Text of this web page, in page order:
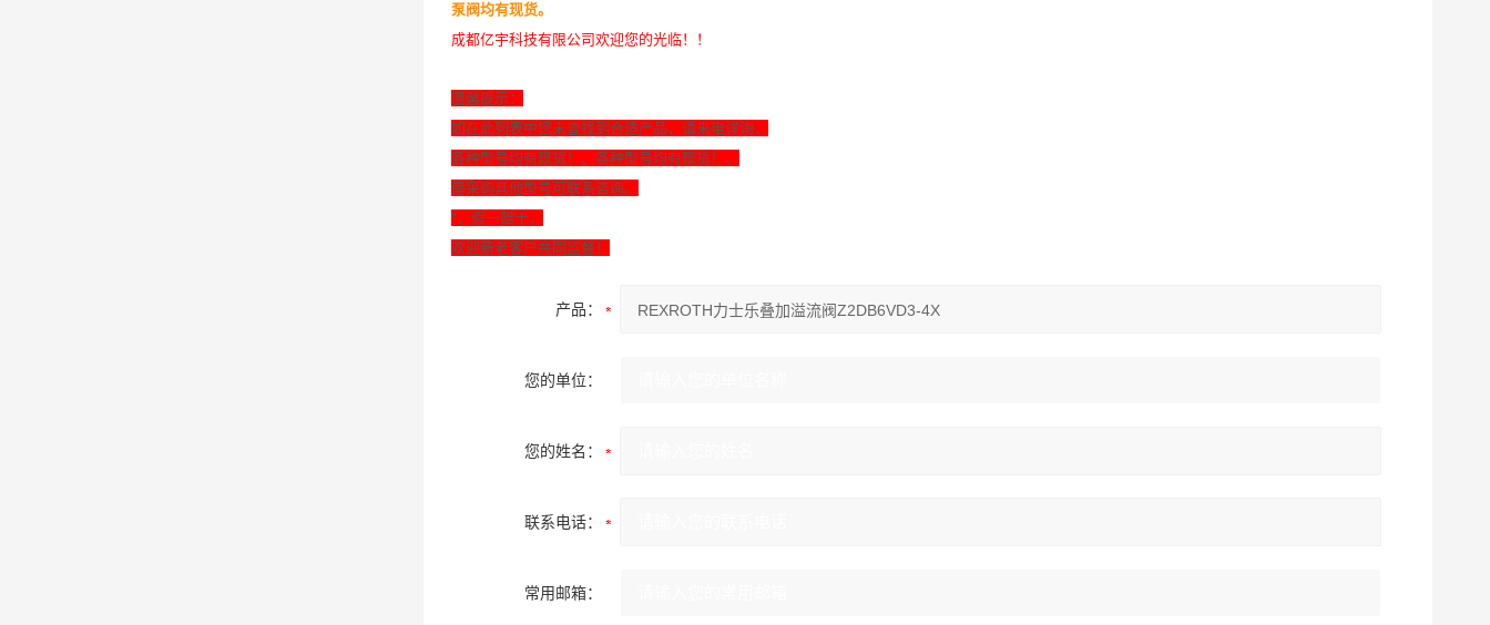
泵阀均有现货。
成都亿宇科技有限公司欢迎您的光临！！
温馨提示：
如在此列表中您未查找到合适产品，请来电详询，
各种型号均有现货！、各种型号均有现货！、
需采购其他型号可联系咨询。
*，假一赔十，
欢迎新老客户共同监督！
产品：
您的单位：
您的姓名：
联系电话：
常用邮箱：